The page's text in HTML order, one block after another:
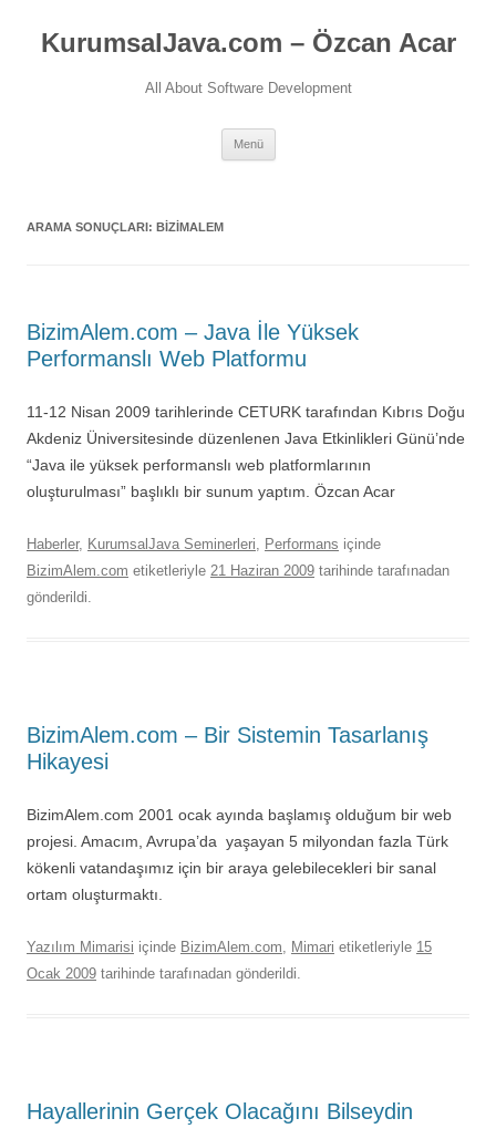
KurumsalJava.com – Özcan Acar
All About Software Development
Menü
ARAMA SONUÇLARI: BIZIMALEM
BizimAlem.com – Java İle Yüksek
Performanslı Web Platformu
11-12 Nisan 2009 tarihlerinde CETURK tarafından Kıbrıs Doğu
Akdeniz Üniversitesinde düzenlenen Java Etkinlikleri Günü’nde
“Java ile yüksek performanslı web platformlarının
oluşturulması” başlıklı bir sunum yaptım. Özcan Acar
Haberler, KurumsalJava Seminerleri, Performans içinde
BizimAlem.com etiketleriyle 21 Haziran 2009 tarihinde tarafınadan
gönderildi.
BizimAlem.com – Bir Sistemin Tasarlanış
Hikayesi
BizimAlem.com 2001 ocak ayında başlamış olduğum bir web
projesi. Amacım, Avrupa’da yaşayan 5 milyondan fazla Türk
kökenli vatandaşımız için bir araya gelebilecekleri bir sanal
ortam oluşturmaktı.
Yazılım Mimarisi içinde BizimAlem.com, Mimari etiketleriyle 15
Ocak 2009 tarihinde tarafınadan gönderildi.
Hayallerinin Gerçek Olacağını Bilseydin